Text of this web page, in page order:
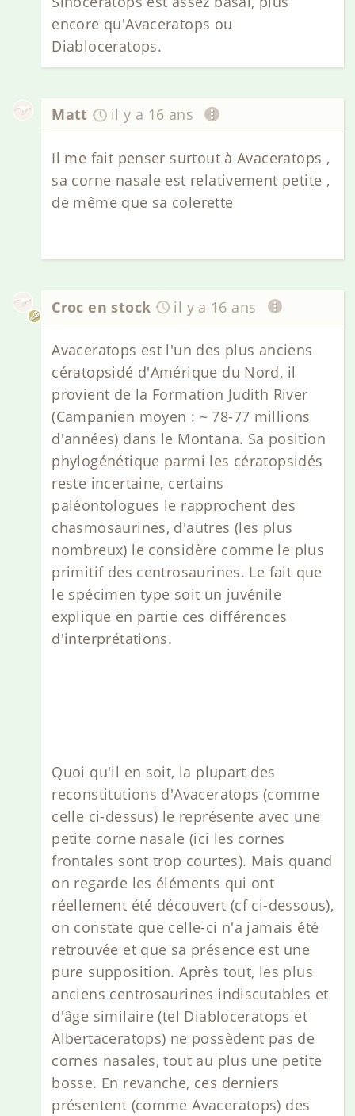
encore qu'Avaceratops ou
Diabloceratops.
Matt il y a 16 ans
Il me fait penser surtout à Avaceratops ,
sa corne nasale est relativement petite ,
de même que sa colerette
Croc en stock il y a 16 ans
Avaceratops est l'un des plus anciens
cératopsidé d'Amérique du Nord, il
provient de la Formation Judith River
(Campanien moyen : ~ 78-77 millions
d'années) dans le Montana. Sa position
phylogénétique parmi les cératopsidés
reste incertaine, certains
paléontologues le rapprochent des
chasmosaurines, d'autres (les plus
nombreux) le considère comme le plus
primitif des centrosaurines. Le fait que
le spécimen type soit un juvénile
explique en partie ces différences
d'interprétations.
Quoi qu'il en soit, la plupart des
reconstitutions d'Avaceratops (comme
celle ci-dessus) le représente avec une
petite corne nasale (ici les cornes
frontales sont trop courtes). Mais quand
on regarde les éléments qui ont
réellement été découvert (cf ci-dessous),
on constate que celle-ci n'a jamais été
retrouvée et que sa présence est une
pure supposition. Après tout, les plus
anciens centrosaurines indiscutables et
d'âge similaire (tel Diabloceratops et
Albertaceratops) ne possèdent pas de
cornes nasales, tout au plus une petite
bosse. En revanche, ces derniers
présentent (comme Avaceratops) des